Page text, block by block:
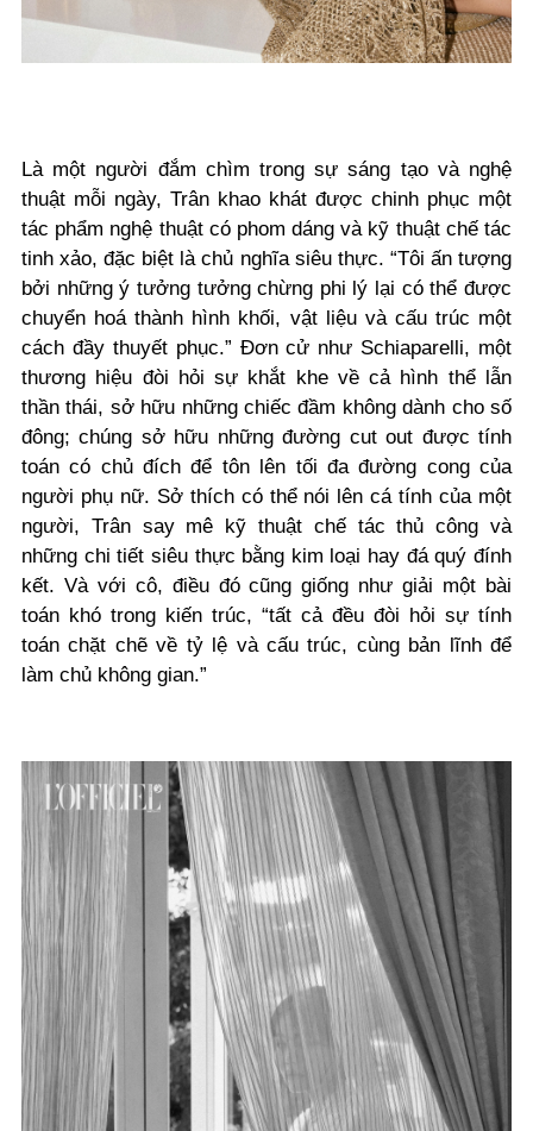
Là một người đắm chìm trong sự sáng tạo và nghệ
thuật mỗi ngày, Trân khao khát được chinh phục một
tác phẩm nghệ thuật có phom dáng và kỹ thuật chế tác
tinh xảo, đặc biệt là chủ nghĩa siêu thực. “Tôi ấn tượng
bởi những ý tưởng tưởng chừng phi lý lại có thể được
chuyển hoá thành hình khối, vật liệu và cấu trúc một
cách đầy thuyết phục.” Đơn cử như Schiaparelli, một
thương hiệu đòi hỏi sự khắt khe về cả hình thể lẫn
thần thái, sở hữu những chiếc đầm không dành cho số
đông; chúng sở hữu những đường cut out được tính
toán có chủ đích để tôn lên tối đa đường cong của
người phụ nữ. Sở thích có thể nói lên cá tính của một
người, Trân say mê kỹ thuật chế tác thủ công và
những chi tiết siêu thực bằng kim loại hay đá quý đính
kết. Và với cô, điều đó cũng giống như giải một bài
toán khó trong kiến trúc, “tất cả đều đòi hỏi sự tính
toán chặt chẽ về tỷ lệ và cấu trúc, cùng bản lĩnh để
làm chủ không gian.”